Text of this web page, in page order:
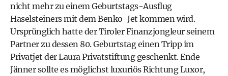
nicht mehr zu einem Geburtstags-Ausflug
Haselsteiners mit dem Benko-Jet kommen wird.
Ursprünglich hatte der Tiroler Finanzjongleur seinem
Partner zu dessen 80. Geburtstag einen Tripp im
Privatjet der Laura Privatstiftung geschenkt. Ende
Jänner sollte es möglichst luxuriös Richtung Luxor,